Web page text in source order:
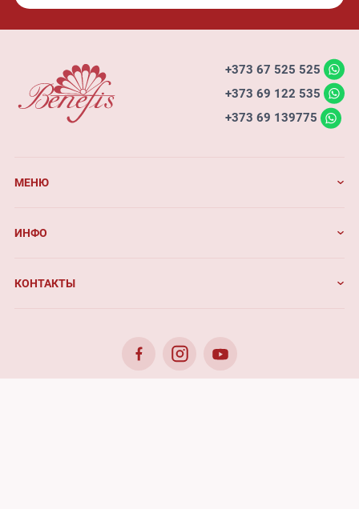
+373 67 525 525
+373 69 122 535
+373 69 139775
МЕНЮ
ИНФО
КОНТАКТЫ